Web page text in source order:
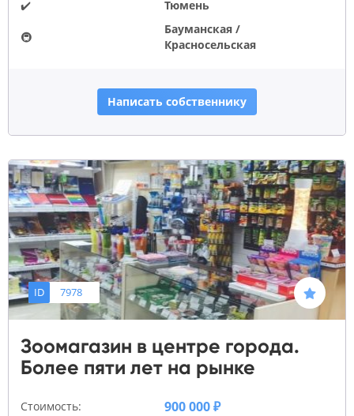
✔️
Тюмень
🚇
Бауманская /
Красносельская
Написать собственнику
ID 7978
Зоомагазин в центре города.
Более пяти лет на рынке
Стоимость: 900 000 ₽